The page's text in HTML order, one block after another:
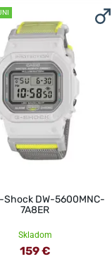
Shock DW-5600MNC-
7A8ER
Skladom
159 €